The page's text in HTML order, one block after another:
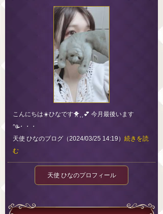
こんにちは☀️ひなです🐥⸒⸒💕 今月最後います
ᐢɞ̴̶・・・
天使 ひなのブログ（2024/03/25 14:19） 続きを読
む
天使 ひなのプロフィール